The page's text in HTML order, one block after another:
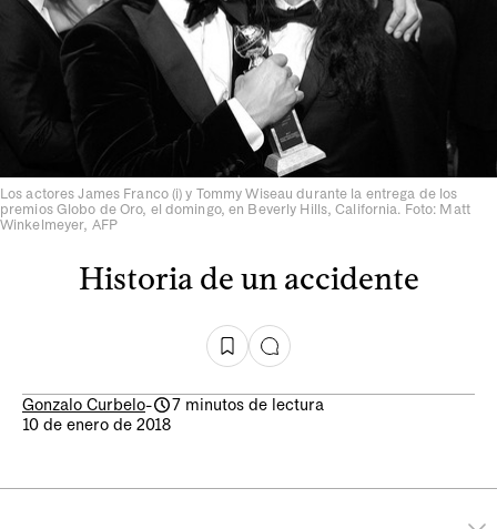
Los actores James Franco (i) y Tommy Wiseau durante la entrega de los
premios Globo de Oro, el domingo, en Beverly Hills, California. Foto: Matt
Winkelmeyer, AFP
Historia de un accidente
Gonzalo Curbelo-
7 minutos de lectura
10 de enero de 2018